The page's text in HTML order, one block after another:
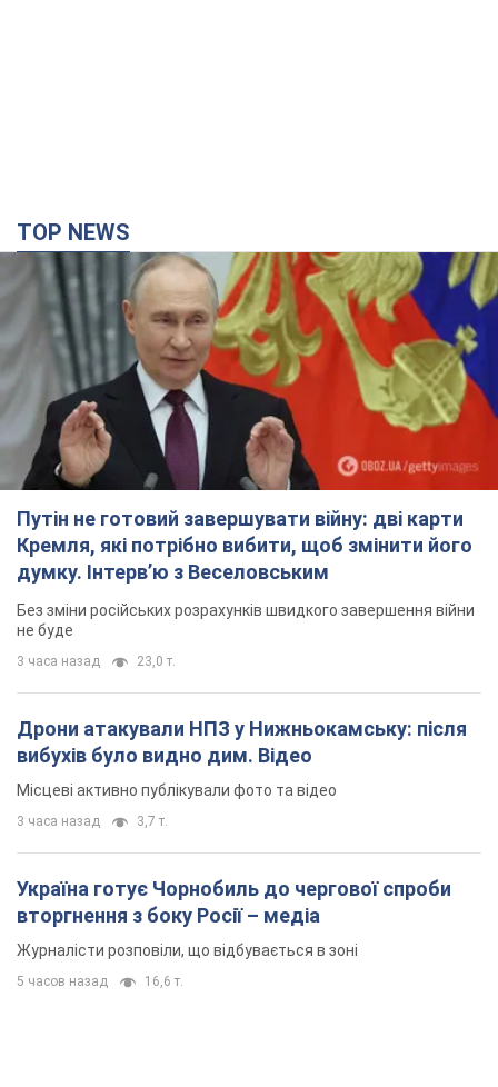
TOP NEWS
Путін не готовий завершувати війну: дві карти
Кремля, які потрібно вибити, щоб змінити його
думку. Інтерв’ю з Веселовським
Без зміни російських розрахунків швидкого завершення війни
не буде
3 часа назад 23,0 т.
Дрони атакували НПЗ у Нижньокамську: після
вибухів було видно дим. Відео
Місцеві активно публікували фото та відео
3 часа назад 3,7 т.
Україна готує Чорнобиль до чергової спроби
вторгнення з боку Росії – медіа
Журналісти розповіли, що відбувається в зоні
5 часов назад 16,6 т.